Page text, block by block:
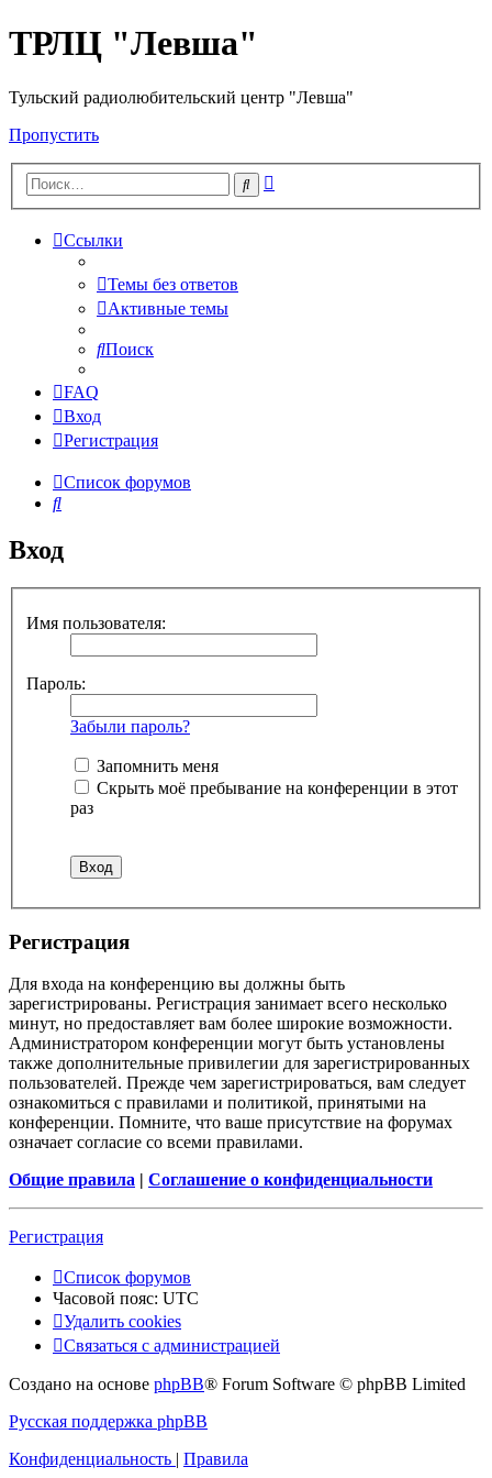
ТРЛЦ "Левша"
Тульский радиолюбительский центр "Левша"
Пропустить
Поиск
Ссылки
Темы без ответов
Активные темы
Поиск
FAQ
Вход
Регистрация
Список форумов
Поиск
Вход
Имя пользователя:
Пароль:
Забыли пароль?
Запомнить меня
Скрыть моё пребывание на конференции в этот
раз
Регистрация
Для входа на конференцию вы должны быть
зарегистрированы. Регистрация занимает всего несколько
минут, но предоставляет вам более широкие возможности.
Администратором конференции могут быть установлены
также дополнительные привилегии для зарегистрированных
пользователей. Прежде чем зарегистрироваться, вам следует
ознакомиться с правилами и политикой, принятыми на
конференции. Помните, что ваше присутствие на форумах
означает согласие со всеми правилами.
Общие правила | Соглашение о конфиденциальности
Регистрация
Список форумов
Часовой пояс: UTC
Удалить cookies
Связаться с администрацией
Создано на основе phpBB® Forum Software © phpBB Limited
Русская поддержка phpBB
Конфиденциальность | Правила